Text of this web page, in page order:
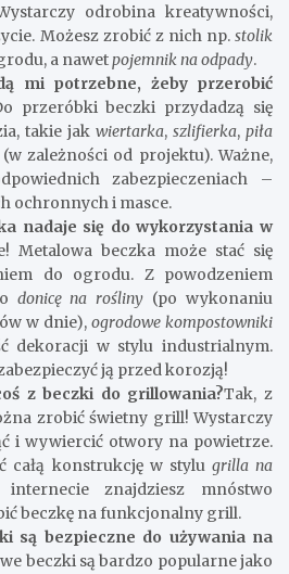
odrobina kreatywności,
Możesz zrobić z nich np. stolik
a nawetpojemnik na odpady.
mi potrzebne, żeby przerobić
przeróbki beczki przydadzą się
takie jak wiertarka, szlifierka, piła
(w zależności od projektu). Ważne,
zabezpieczeniach –
ochronnych i masce.
nadaje się do wykorzystania w
Metalowa beczka może stać się
do ogrodu. Z powodzeniem
donicę na rośliny (po wykonaniu
w dnie), ogrodowe kompostowniki
dekoracji w stylu industrialnym.
ją przed korozją!
z beczki do grillowania?Tak, z
zrobić świetny grill! Wystarczy
i wywiercić otwory na powietrze.
całą konstrukcję w stylu grilla na
znajdziesz mnóstwo
beczkę na funkcjonalny grill.
są bezpieczne do używania na
beczki są bardzo popularne jako